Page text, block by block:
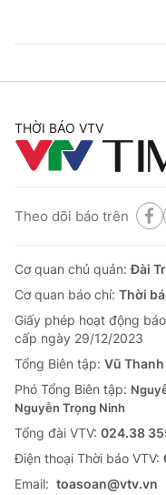
THỜI BÁO VTV
Theo dõi báo trên
Cơ quan chủ quản:Đài
Cơ quan báo chí: Thời
Giấy phép hoạt động
cấp ngày 29/12/2023
Tổng Biên tập: Vũ
Phó Tổng Biên tập:
Nguyễn Trọng Ninh
Tổng đài VTV: 024.38
Ðiện thoại Thời báo VTV:
Email: toasoan@vtv.vn